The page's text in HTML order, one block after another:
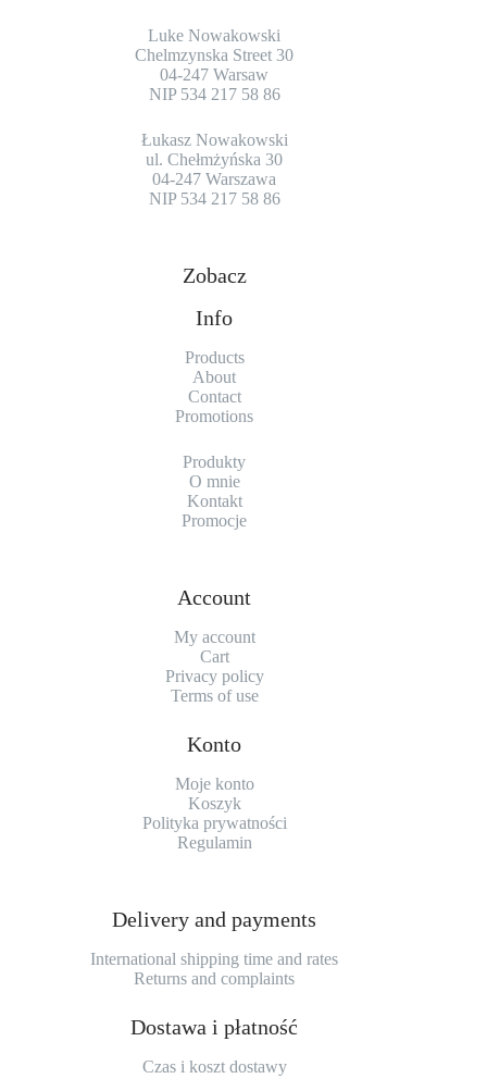
Luke Nowakowski
Chelmzynska Street 30
04-247 Warsaw
NIP 534 217 58 86
Łukasz Nowakowski
ul. Chełmżyńska 30
04-247 Warszawa
NIP 534 217 58 86
Zobacz
Info
Products
About
Contact
Promotions
Produkty
O mnie
Kontakt
Promocje
Account
My account
Cart
Privacy policy
Terms of use
Konto
Moje konto
Koszyk
Polityka prywatności
Regulamin
Delivery and payments
International shipping time and rates
Returns and complaints
Dostawa i płatność
Czas i koszt dostawy